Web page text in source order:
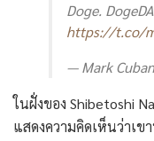
Doge.
https://t.co/
— Mark
ในฝั่งของ Shibetoshi
แสดงความคิดเห็นว่าเ